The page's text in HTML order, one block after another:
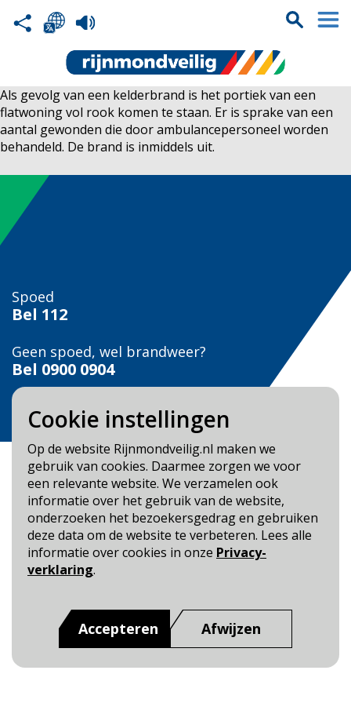
Cookie instellingen
Op de website Rijnmondveilig.nl maken we
gebruik van cookies. Daarmee zorgen we voor
een relevante website. We verzamelen ook
informatie over het gebruik van de website,
onderzoeken het bezoekersgedrag en gebruiken
deze data om de website te verbeteren. Lees alle
informatie over cookies in onze Privacy-
verklaring.
Accepteren Afwijzen
Als gevolg van een kelderbrand is het portiek van een
flatwoning vol rook komen te staan. Er is sprake van een
aantal gewonden die door ambulancepersoneel worden
behandeld. De brand is inmiddels uit.
Spoed
Bel 112
Geen spoed, wel brandweer?
Bel 0900 0904
Veilig Leven?
Bel 0900-8387
Blijf op de hoogte
Cookie- en Privacybeleid
Dit is een website van
Veiligheidsregio Rotterdam-